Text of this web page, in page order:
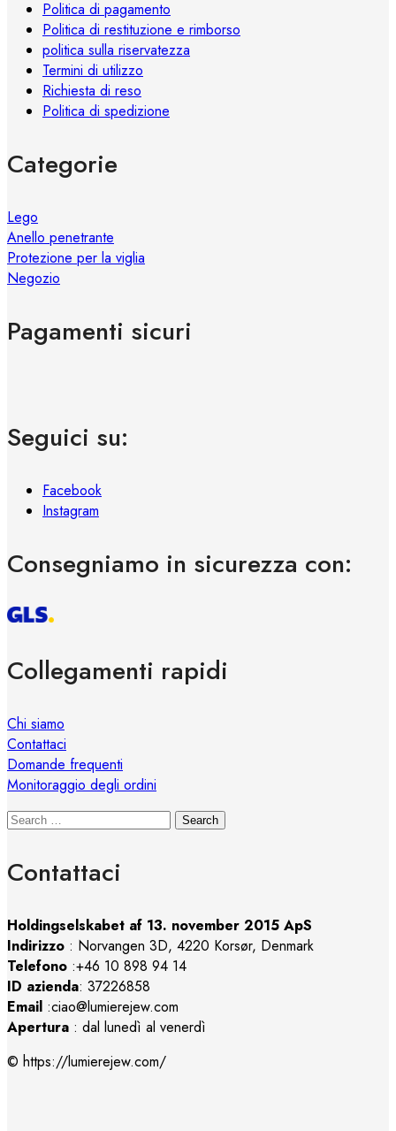
del
prodotto
Politica di pagamento
Politica di restituzione e rimborso
politica sulla riservatezza
Termini di utilizzo
Richiesta di reso
Politica di spedizione
Categorie
Lego
Anello penetrante
Protezione per la viglia
Negozio
Pagamenti sicuri
Seguici su:
Facebook
Instagram
Consegniamo in sicurezza con:
Collegamenti rapidi
Chi siamo
Contattaci
Domande frequenti
Monitoraggio degli ordini
Search
Contattaci
Holdingselskabet af 13. november 2015 ApS
Indirizzo : Norvangen 3D, 4220 Korsør, Denmark
Telefono :+46 10 898 94 14
ID azienda: 37226858
Email :ciao@lumierejew.com
Apertura : dal lunedì al venerdì
© https://lumierejew.com/